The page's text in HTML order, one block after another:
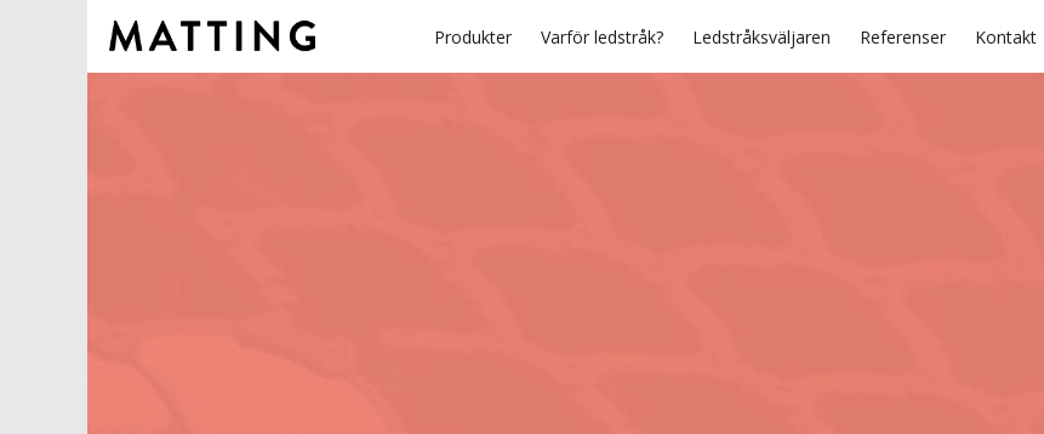
Produkter Varför ledstråk? Ledstråksväljaren Referenser Kontakt